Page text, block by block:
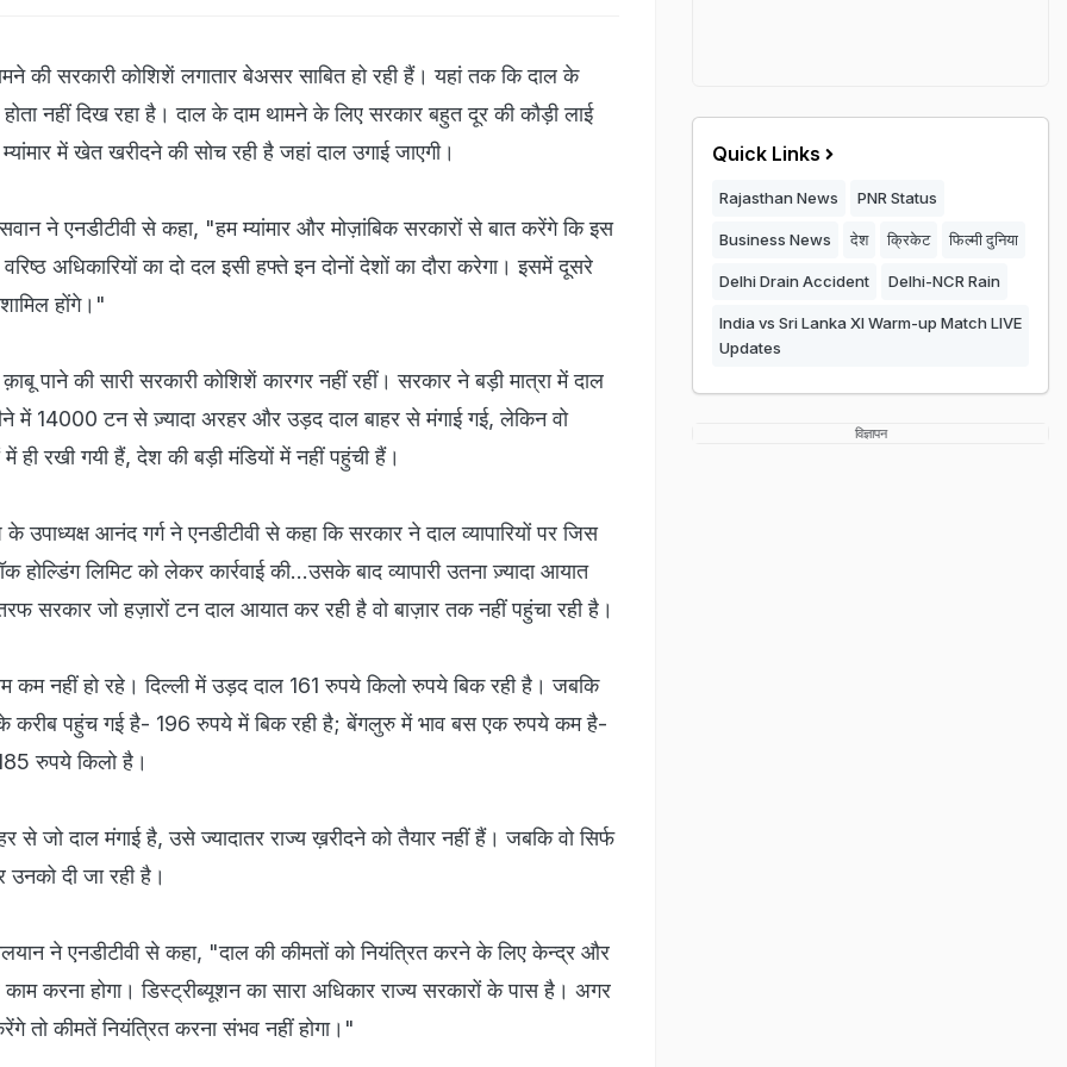
की सरकारी कोशिशें लगातार बेअसर साबित हो रही हैं। यहां तक कि दाल के
नहीं दिख रहा है। दाल के दाम थामने के लिए सरकार बहुत दूर की कौड़ी लाई
में खेत खरीदने की सोच रही है जहां दाल उगाई जाएगी।
ने एनडीटीवी से कहा, "हम म्यांमार और मोज़ांबिक सरकारों से बात करेंगे कि इस
अधिकारियों का दो दल इसी हफ्ते इन दोनों देशों का दौरा करेगा। इसमें दूसरे
होंगे।"
पाने की सारी सरकारी कोशिशें कारगर नहीं रहीं। सरकार ने बड़ी मात्रा में दाल
में 14000 टन से ज़्यादा अरहर और उड़द दाल बाहर से मंगाई गई, लेकिन वो
में ही रखी गयी हैं, देश की बड़ी मंडियों में नहीं पहुंची हैं।
के उपाध्यक्ष आनंद गर्ग ने एनडीटीवी से कहा कि सरकार ने दाल व्यापारियों पर जिस
होल्डिंग लिमिट को लेकर कार्रवाई की...उसके बाद व्यापारी उतना ज़्यादा आयात
सरकार जो हज़ारों टन दाल आयात कर रही है वो बाज़ार तक नहीं पहुंचा रही है।
कम नहीं हो रहे। दिल्ली में उड़द दाल 161 रुपये किलो रुपये बिक रही है। जबकि
करीब पहुंच गई है- 196 रुपये में बिक रही है; बेंगलुरु में भाव बस एक रुपये कम है-
रुपये किलो है।
जो दाल मंगाई है, उसे ज्यादातर राज्य ख़रीदने को तैयार नहीं हैं। जबकि वो सिर्फ
दी जा रही है।
ने एनडीटीवी से कहा, "दाल की कीमतों को नियंत्रित करने के लिए केन्द्र और
करना होगा। डिस्ट्रीब्यूशन का सारा अधिकार राज्य सरकारों के पास है। अगर
तो कीमतें नियंत्रित करना संभव नहीं होगा।"
Quick Links
Rajasthan News PNR Status
Business News देश क्रिकेट फिल्मी दुनिया
Delhi Drain Accident Delhi-NCR Rain
India vs Sri Lanka XI Warm-up Match LIVE
Updates
विज्ञापन